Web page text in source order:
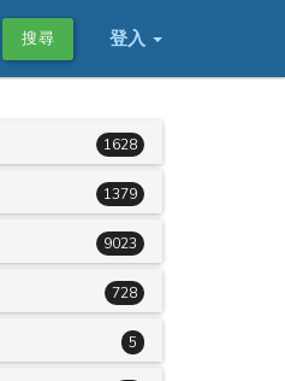
登入
搜尋
1628
1379
9023
728
5